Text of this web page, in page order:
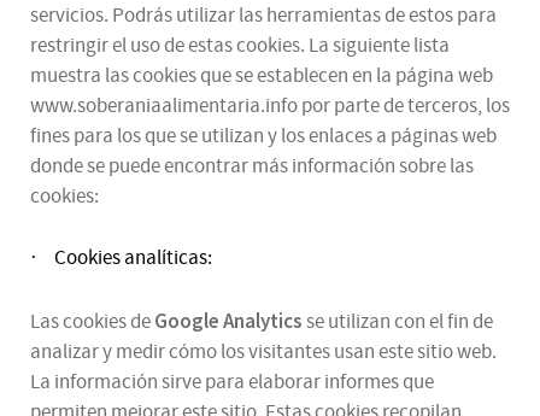
servicios. Podrás utilizar las herramientas de estos para
restringir el uso de estas cookies. La siguiente lista
muestra las cookies que se establecen en la página web
www.soberaniaalimentaria.info por parte de terceros, los
fines para los que se utilizan y los enlaces a páginas web
donde se puede encontrar más información sobre las
cookies:
· Cookies analíticas:
Las cookies deGoogle Analyticsse utilizan con el fin de
analizar y medir cómo los visitantes usan este sitio web.
La información sirve para elaborar informes que